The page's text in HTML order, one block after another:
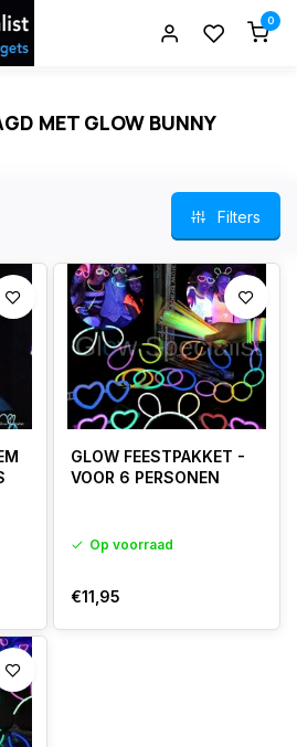
0
MET GLOW BUNNY
Filters
GLOW FEESTPAKKET -
VOOR 6 PERSONEN
Op voorraad
€11,95